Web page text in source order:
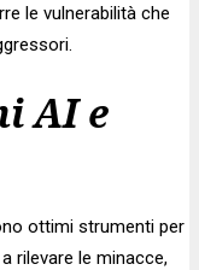
le vulnerabilità che
AI e
ottimi strumenti per
rilevare le minacce,